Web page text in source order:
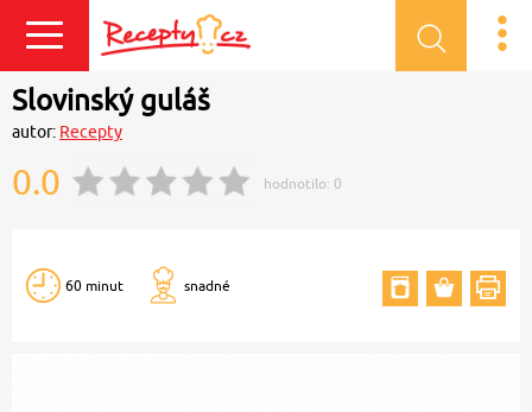
Přihlásit se
Slovinský guláš
autor: Recepty
0.0 hodnotilo: 0
60 minut snadné